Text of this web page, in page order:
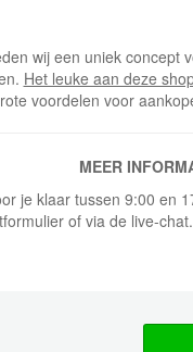
wij een uniek
Het leuke aan deze
voordelen voor
MEER
je klaar tussen 9:00 en
of via de live-